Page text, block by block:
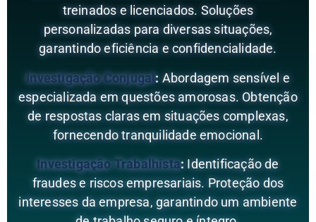
treinados e licenciados. Soluções
personalizadas para diversas situações,
garantindo eficiência e confidencialidade.
Investigação Conjugal: Abordagem sensível e
especializada em questões amorosas. Obtenção
de respostas claras em situações complexas,
fornecendo tranquilidade emocional.
Investigação Trabalhista: Identificação de
fraudes e riscos empresariais. Proteção dos
interesses da empresa, garantindo um ambiente